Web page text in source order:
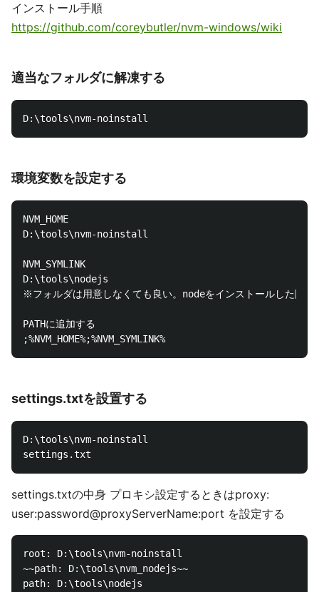
インストール手順
https://github.com/coreybutler/nvm-windows/wiki
適当なフォルダに解凍する
環境変数を設定する
NVM_HOME
D:\tools\nvm-noinstall
NVM_SYMLINK
D:\tools\nodejs
※フォルダは用意しなくても良い。nodeをインストールした際に
PATHに追加する
settings.txtを設置する
D:\tools\nvm-noinstall
settings.txtの中身 プロキシ設定するときはproxy:
user:password@proxyServerName:port を設定する
root: D:\tools\nvm-noinstall
~~path: D:\tools\nvm_nodejs~~
path: D:\tools\nodejs